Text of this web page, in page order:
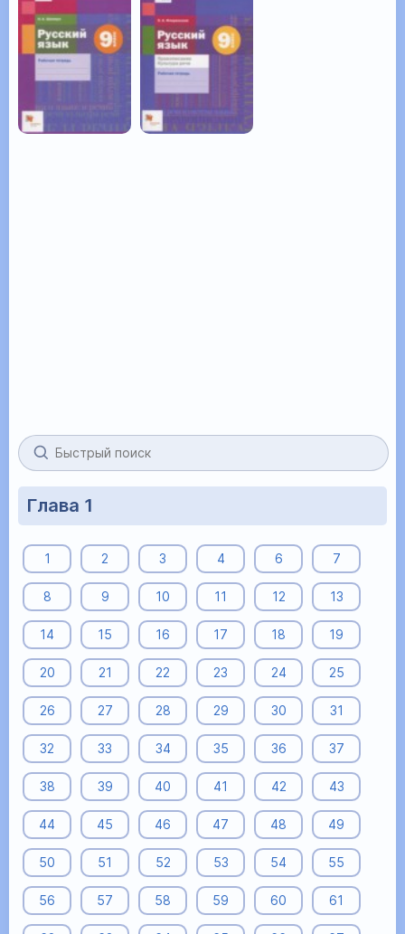
Глава 1
1 2 3 4 6 7
8 9 10 11 12 13
14 15 16 17 18 19
20 21 22 23 24 25
26 27 28 29 30 31
32 33 34 35 36 37
38 39 40 41 42 43
44 45 46 47 48 49
50 51 52 53 54 55
56 57 58 59 60 61